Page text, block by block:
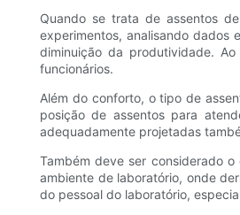
Quando se trata de assentos
experimentos, analisando dados
diminuição da produtividade.
funcionários.
Além do conforto, o tipo de
posição de assentos para
adequadamente projetadas
Também deve ser considerado
ambiente de laboratório, onde
do pessoal do laboratório,